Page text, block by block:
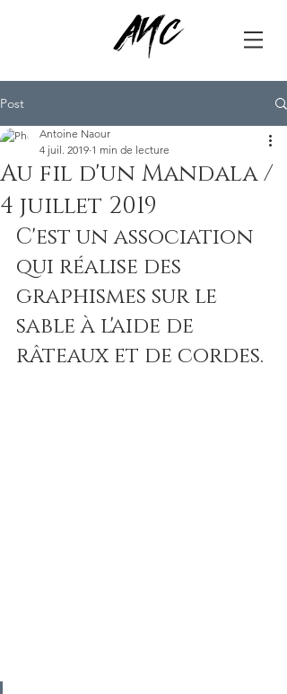
Post
Au fil d'un Mandala /
4 juillet 2019
Antoine Naour
4 juil. 2019 1 min de lecture
C'est un association
qui réalise des
graphismes sur le
sable à l'aide de
râteaux et de cordes.